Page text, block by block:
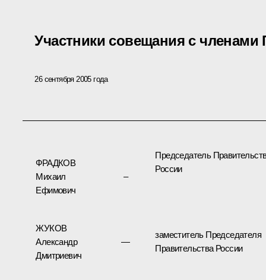
Участники совещания с членами
26 сентября 2005 года
ФРАДКОВ
Михаил
Ефимович
–
Председатель
России
ЖУКОВ
Александр
Дмитриевич
—
заместитель Председателя
Правительства России